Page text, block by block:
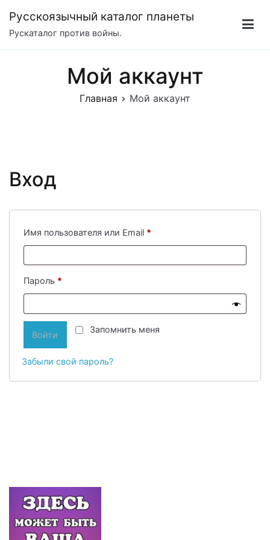
содержимому
Русскоязычный каталог планеты
Рускаталог против войны.
Мой аккаунт
Главная Мой аккаунт
Вход
Имя пользователя или Email *
Пароль *
Запомнить меня
Войти
Забыли свой пароль?